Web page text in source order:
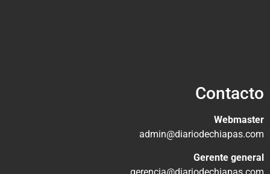
Contacto
Webmaster
admin@diariodechiapas.com
Gerente general